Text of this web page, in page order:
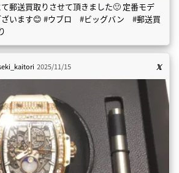
郵送買取りさせて頂きました🙂 定番モデ
ざいます😊 #ウブロ #ビッグバン #郵送買
2025/11/15